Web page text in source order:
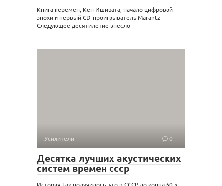
Книга перемен, Кен Ишивата, начало цифровой
эпохи и первый CD-проигрыватель Marantz
Следующее десятилетие внесло
Усилители 0
Десятка лучших акустических
систем времен ссср
История Так получилось, что в СССР до конца 60-х